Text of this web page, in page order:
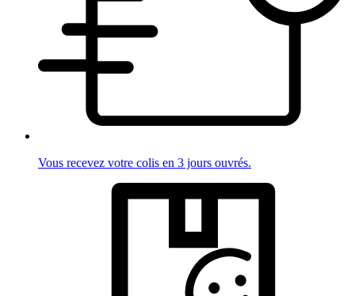
Vous recevez votre colis en 3 jours ouvrés.